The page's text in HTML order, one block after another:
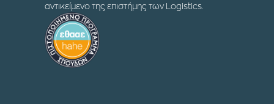
αντικείμενο της επιστήμης των Logistics.